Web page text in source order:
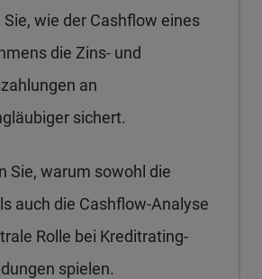
Sie, wie der Cashflow eines
die Zins- und
an
sichert.
Sie, warum sowohl die
auch die Cashflow-Analyse
Rolle bei Kreditrating-
spielen.